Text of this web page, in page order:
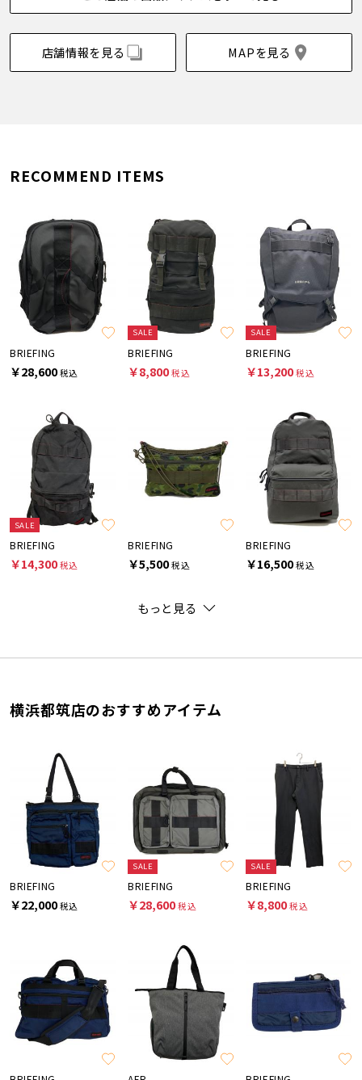
店舗情報を見る MAPを見る
RECOMMEND ITEMS
BRIEFING
￥28,600税込
SALE
BRIEFING
￥8,800税込
SALE
BRIEFING
￥13,200税込
SALE
BRIEFING
￥14,300税込
BRIEFING
￥5,500税込
BRIEFING
￥16,500税込
もっと見る
横浜都筑店のおすすめアイテム
BRIEFING
￥22,000税込
SALE
BRIEFING
￥28,600税込
SALE
BRIEFING
￥8,800税込